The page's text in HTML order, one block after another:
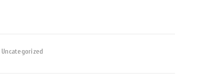
Uncategorized